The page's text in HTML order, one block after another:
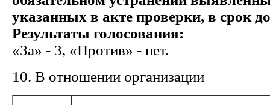
указанных в акте проверки, в срок
Результаты голосования:
«За» - 3, «Против» - нет.
10. В отношении организации